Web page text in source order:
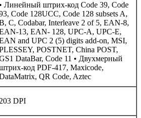
• Линейный штрих-код Code 39, Code
Code 128UCC, Code 128 subsets A,
C, Codabar, Interleave 2 of 5, EAN-8,
13, EAN- 128, UPC-A, UPC-E,
and UPC 2 (5) digits add-on, MSI,
POSTNET, China POST,
DataBar, Code 11 • Двухмерный
код PDF-417, Maxicode,
QR Code, Aztec
203 DPI